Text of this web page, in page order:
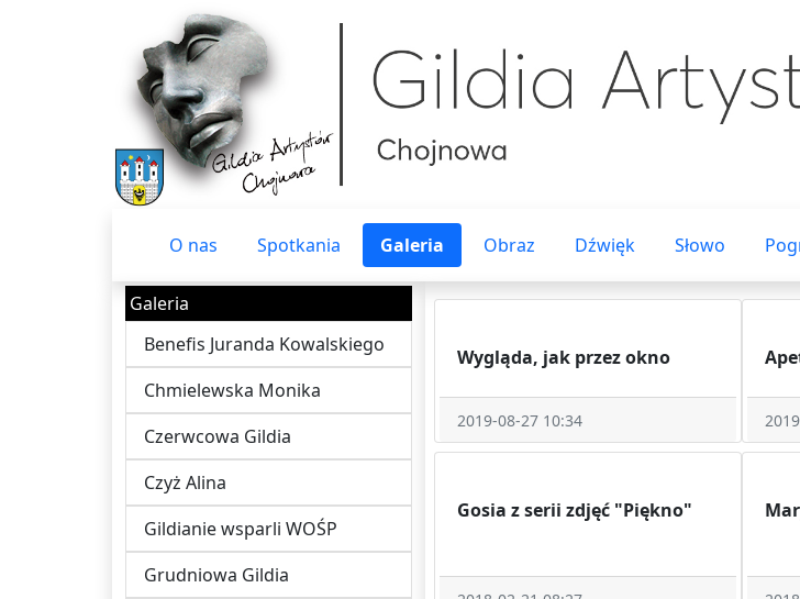
O nas Spotkania Galeria Obraz Dźwięk Słowo
Galeria
Benefis Juranda Kowalskiego
Chmielewska Monika
Czerwcowa Gildia
Czyż Alina
Gildianie wsparli WOŚP
Grudniowa Gildia
Wygląda, jak przez okno
2019-08-27 10:34
Gosia z serii zdjęć "Piękno"